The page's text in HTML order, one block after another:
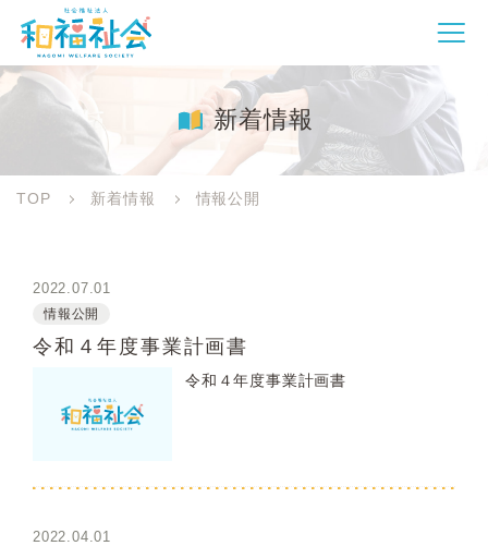
新着情報
TOP 新着情報 情報公開
2022.07.01
情報公開
令和４年度事業計画書
令和４年度事業計画書
2022.04.01